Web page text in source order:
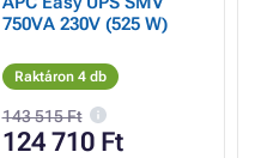
750VA 230V (525 W)
Raktáron 4 db
143 515 Ft
124 710 Ft